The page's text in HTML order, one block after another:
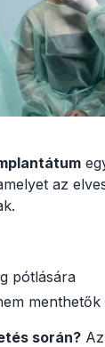
az
pótlására
menthetők
során?